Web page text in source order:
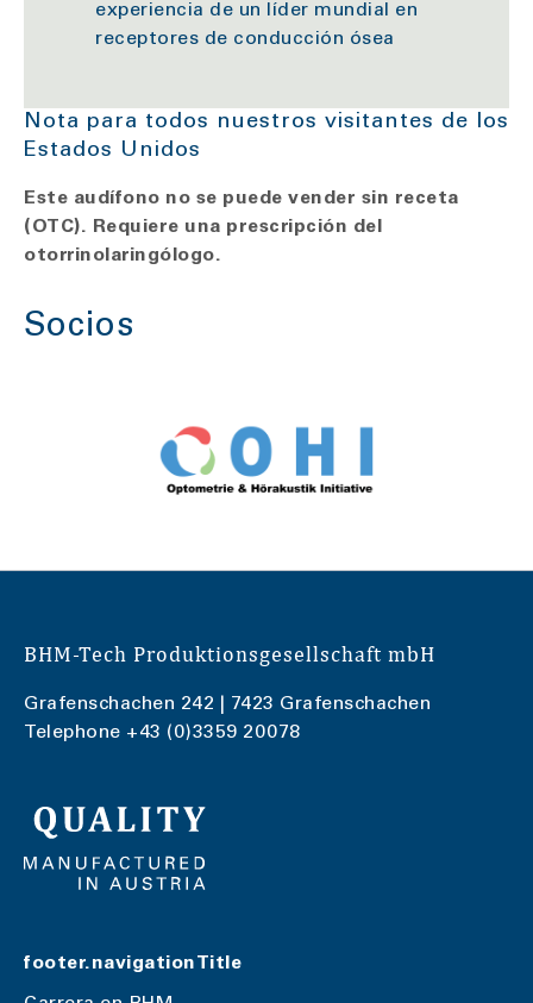
experiencia de un líder mundial en
receptores de conducción ósea
Nota para todos nuestros visitantes de los
Estados Unidos
Este audífono no se puede vender sin receta
(OTC). Requiere una prescripción del
otorrinolaringólogo.
Socios
BHM-Tech Produktionsgesellschaft mbH
Grafenschachen 242 | 7423 Grafenschachen
Telephone +43 (0)3359 20078
footer.navigationTitle